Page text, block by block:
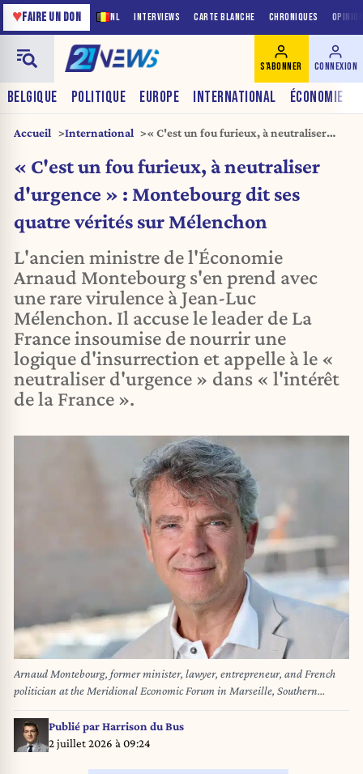
NL INTERVIEWS CARTE BLANCHE CHRONIQUES
♥FAIRE UN DON
BELGIQUE POLITIQUE EUROPE INTERNATIONAL ÉCONOMIE
S'ABONNER CONNEXION
Accueil International
« C'est un fou furieux, à neutraliser
quatre vérités sur Mélenchon
« C'est un fou furieux, à neutraliser
d'urgence » : Montebourg dit ses
quatre vérités sur Mélenchon
L'ancien ministre de l'Économie
Arnaud Montebourg s'en prend avec
une rare virulence à Jean-Luc
Mélenchon. Il accuse le leader de La
France insoumise de nourrir une
logique d'insurrection et appelle à le «
neutraliser d'urgence » dans « l'intérêt
de la France ».
Arnaud Montebourg, former minister, lawyer, entrepreneur, and French
politician at the Meridional Economic Forum in Marseille, Southern
France, on July 1, 2026. Arnaud Montebourg ancien ministre, avocat,
entrepreneur et homme politique lors du Meridional Economic Forum a
Marseille le mercredi 01 juillet 2026.
Publié parHarrison du Bus
2 juillet 2026 à 09:24